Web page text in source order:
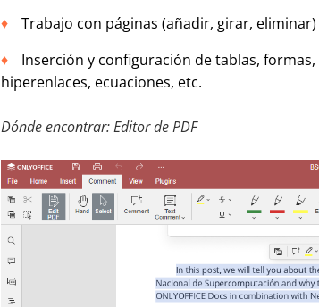
Trabajo con páginas (añadir, girar, eliminar)
Inserción y configuración de tablas,
hiperenlaces, ecuaciones, etc.
Dónde encontrar: Editor de PDF